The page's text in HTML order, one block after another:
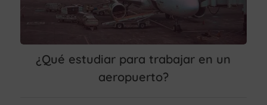
¿Qué estudiar para trabajar en un
aeropuerto?